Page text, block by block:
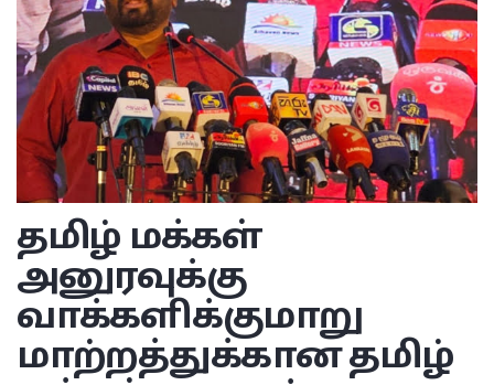
தமிழ் மக்கள்
அனுரவுக்கு
வாக்களிக்குமாறு
மாற்றத்துக்கான தமிழ்